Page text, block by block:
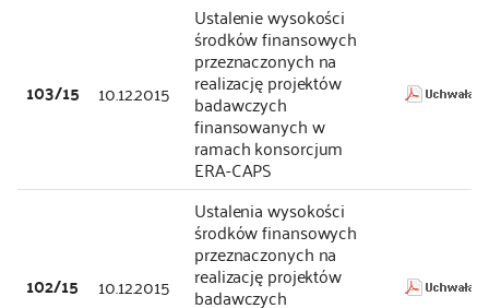
103/15 10.12.2015
Ustalenie wysokości
środków finansowych
przeznaczonych na
realizację projektów
badawczych
finansowanych w
ramach konsorcjum
ERA-CAPS
102/15 10.12.2015
Ustalenia wysokości
środków finansowych
przeznaczonych na
realizację projektów
badawczych